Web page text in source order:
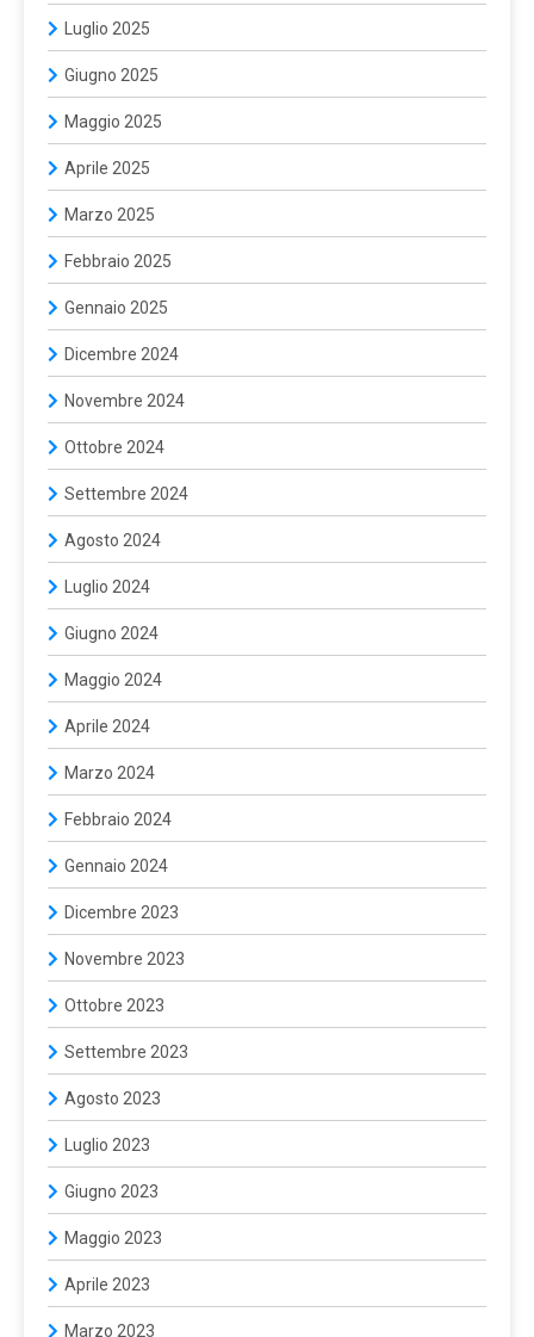
Luglio 2025
Giugno 2025
Maggio 2025
Aprile 2025
Marzo 2025
Febbraio 2025
Gennaio 2025
Dicembre 2024
Novembre 2024
Ottobre 2024
Settembre 2024
Agosto 2024
Luglio 2024
Giugno 2024
Maggio 2024
Aprile 2024
Marzo 2024
Febbraio 2024
Gennaio 2024
Dicembre 2023
Novembre 2023
Ottobre 2023
Settembre 2023
Agosto 2023
Luglio 2023
Giugno 2023
Maggio 2023
Aprile 2023
Marzo 2023